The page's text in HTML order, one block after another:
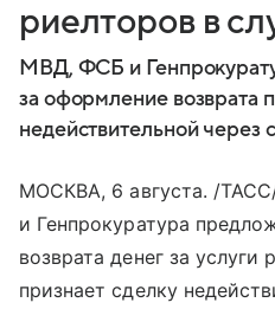
риелторов в
МВД, ФСБ и
за оформление возврата
недействительной через
МОСКВА, 6 августа. /
и Генпрокуратура
возврата денег за услуги
признает сделку